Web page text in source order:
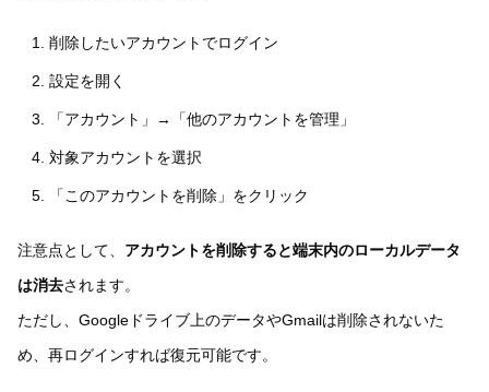
削除したいアカウントでログイン
設定を開く
「アカウント」→「他のアカウントを管理」
対象アカウントを選択
「このアカウントを削除」をクリック
注意点として、 アカウントを削除すると端末内のローカルデータ
は消去されます。
ただし、Googleドライブ上のデータやGmailは削除されないた
め、再ログインすれば復元可能です。